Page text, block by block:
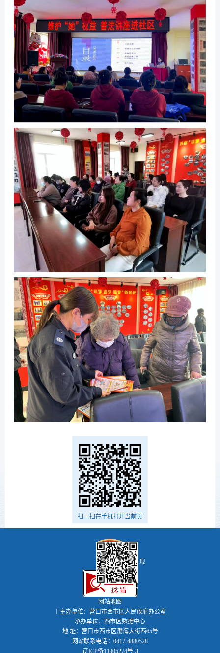
扫一扫在手机打开当前页
现
代河海新西市
网站地图
丨主办单位：营口市西市区人民政府办公室
承办单位：西市区数据中心
地 址：营口市西市区渤海大街西65号
网站联系电话：0417-4880528
辽ICP备11005274号-3